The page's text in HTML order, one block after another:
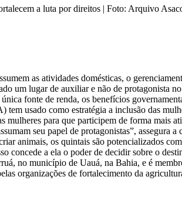
a luta por direitos | Foto: Arquivo
as atividades domésticas, o
um lugar de auxiliar e não de protagonista
fonte de renda, os benefícios
usado como estratégia a inclusão das
para que participem de forma mais
seu papel de protagonistas”,
animais, os quintais são potencializados
concede a ela o poder de decidir sobre o
no município de Uauá, na Bahia, e é
organizações de fortalecimento da